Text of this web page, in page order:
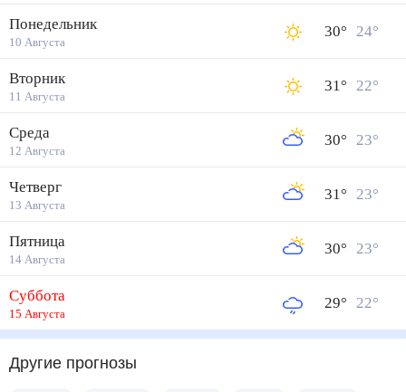
Понедельник
10 Августа
30° 24°
Вторник
11 Августа
31° 22°
Среда
12 Августа
30° 23°
Четверг
13 Августа
31° 23°
Пятница
14 Августа
30° 23°
Суббота
15 Августа
29° 22°
Другие прогнозы